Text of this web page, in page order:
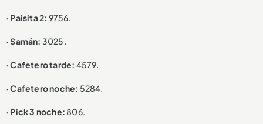
· Paisita 2: 9756.
· Samán: 3025.
· Cafetero tarde: 4579.
· Cafetero noche: 5284.
· Pick 3 noche: 806.